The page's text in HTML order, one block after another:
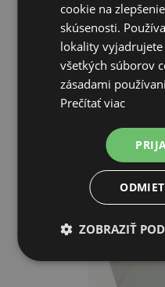
PRIDAŤ
cookie na
skúsenosti.
lokality
všetkých súborov
zásadami
Prečítať viac
ZOBRAZIŤ